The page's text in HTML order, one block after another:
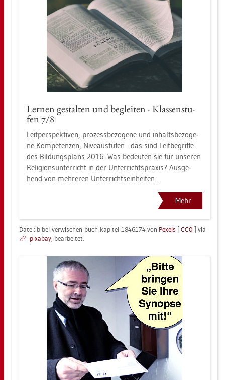
Ler­nen ge­stal­ten und be­glei­ten - Klas­sen­stu­
fen 7/8
Leit­per­spek­ti­ven, pro­zess­be­zo­ge­ne und in­halts­be­zo­ge­
ne Kom­pe­ten­zen, Ni­veau­stu­fen - das sind Leit­be­grif­fe
des Bil­dungs­plans 2016. Was be­deu­ten sie für un­se­ren
Re­li­gi­ons­un­ter­richt in der Un­ter­richts­pra­xis? Aus­ge­
hend von meh­re­ren Un­ter­richts­ein­hei­ten ...
Mehr
Datei: bibel-ver­wi­schen-buch-ka­pi­tel-1846174 von Pe­xels [CC0 ] via
pixabay, be­ar­bei­tet.